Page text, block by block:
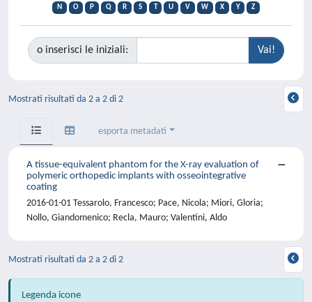
N
O P Q R S T U V W X Y Z
o inserisci le iniziali:
Mostrati risultati da 2 a 2 di 2
esporta metadati
A tissue-equivalent phantom for the X-ray evaluation of
polymeric orthopedic implants with osseointegrative
coating
2016-01-01 Tessarolo, Francesco; Pace, Nicola; Miori, Gloria;
Nollo, Giandomenico; Recla, Mauro; Valentini, Aldo
Mostrati risultati da 2 a 2 di 2
Legenda icone